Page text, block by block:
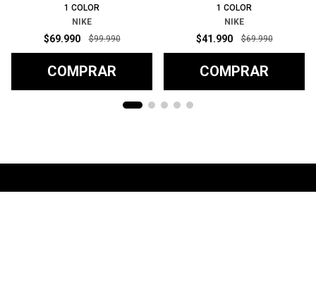
1 COLOR
NIKE
$69.990 $99.990
COMPRAR
1 COLOR
NIKE
$41.990 $69.990
COMPRAR